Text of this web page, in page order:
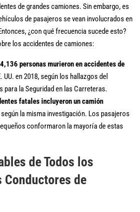
de grandes camiones. Sin embargo, es
de pasajeros se vean involucrados en
¿con qué frecuencia sucede esto?
los accidentes de camiones:
personas murieron en accidentes de
UU. en 2018, según los hallazgos del
para la Seguridad en las Carreteras.
fatales incluyeron un camión
según la misma investigación. Los pasajeros
conformaron la mayoría de estas
de Todos los
de